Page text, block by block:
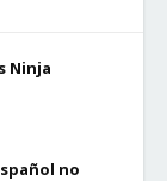
Ninja
no